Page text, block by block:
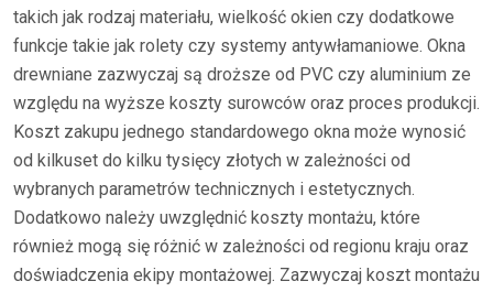
takich jak rodzaj materiału, wielkość okien czy dodatkowe
funkcje takie jak rolety czy systemy antywłamaniowe. Okna
drewniane zazwyczaj są droższe od PVC czy aluminium ze
względu na wyższe koszty surowców oraz proces produkcji.
Koszt zakupu jednego standardowego okna może wynosić
od kilkuset do kilku tysięcy złotych w zależności od
wybranych parametrów technicznych i estetycznych.
Dodatkowo należy uwzględnić koszty montażu, które
również mogą się różnić w zależności od regionu kraju oraz
doświadczenia ekipy montażowej. Zazwyczaj koszt montażu